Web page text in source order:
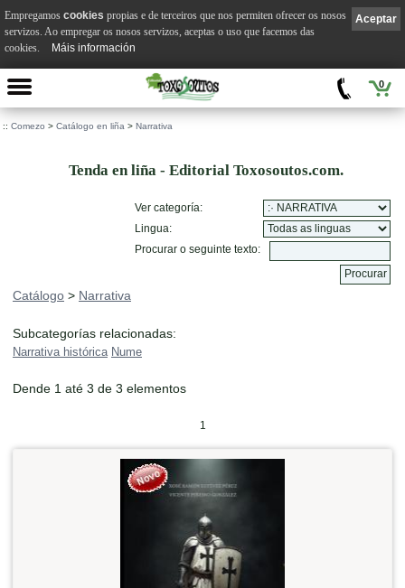
0
:: Comezo > Catálogo en liña > Narrativa
Tenda en liña - Editorial Toxosoutos.com.
Ver categoría:
Lingua:
Procurar o seguinte texto:
Catálogo > Narrativa
Subcategorías relacionadas:
Narrativa histórica Nume
Dende 1 até 3 de 3 elementos
1
Aceptar
Empregamos cookies propias e de terceiros que nos permiten ofrecer os nosos
servizos. Ao empregar os nosos servizos, aceptas o uso que facemos das
cookies.
Máis información